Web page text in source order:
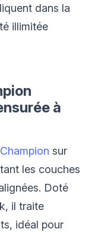
dans la
illimitée
à
sur
les couches
Doté
il traite
idéal pour